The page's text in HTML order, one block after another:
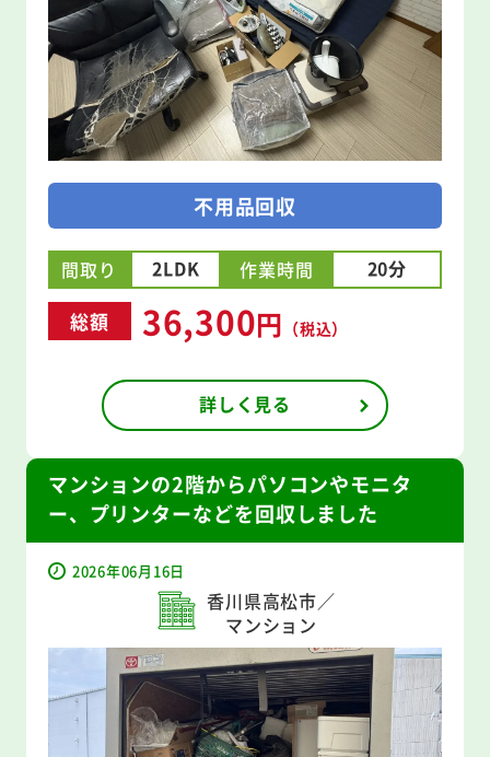
不用品回収
間取り 2LDK 作業時間 20分
総額 36,300円 （税込）
詳しく見る
マンションの2階からパソコンやモニタ
ー、プリンターなどを回収しました
2026年06月16日
香川県高松市／
マンション